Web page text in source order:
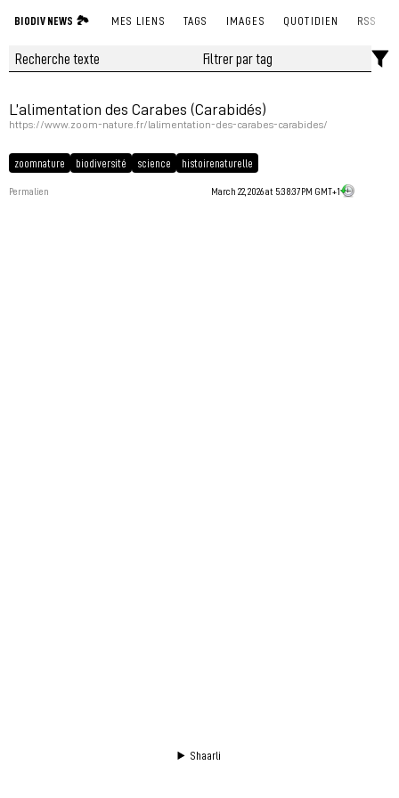
BIODIV NEWS 🏞 MES LIENS TAGS IMAGES QUOTIDIEN RSS
L’alimentation des Carabes (Carabidés)
https://www.zoom-nature.fr/lalimentation-des-carabes-carabides/
zoomnature biodiversité science histoirenaturelle
Permalien March 22, 2026 at 5:38:37 PM GMT+1
Shaarli